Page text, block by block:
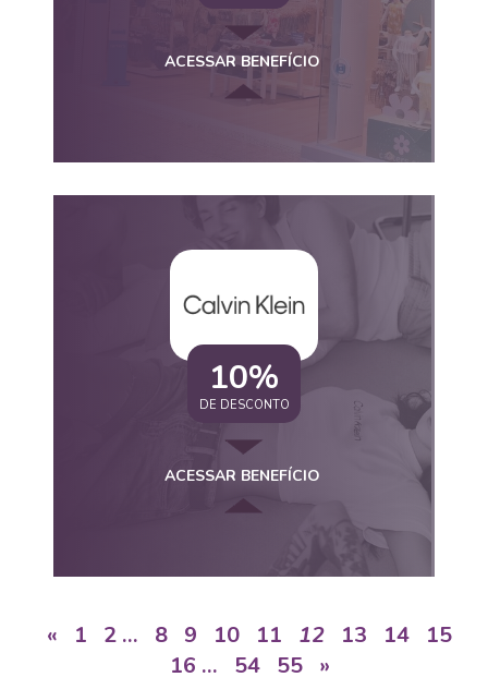
ACESSAR BENEFÍCIO
10%
DE DESCONTO
ACESSAR BENEFÍCIO
« 1 2 … 8 9 10 11 12 13 14
15
16 … 54 55 »